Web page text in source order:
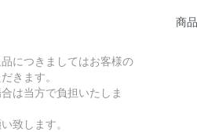
につきましてはお客様の
きます。
は当方で負担いたしま
致します。
商